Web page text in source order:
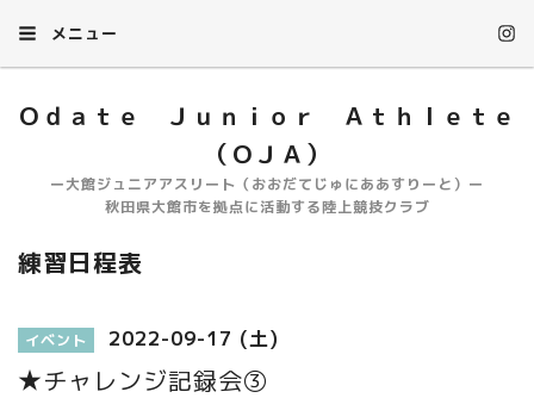
メニュー
Ｏｄａｔｅ Ｊｕｎｉｏｒ Ａｔｈｌｅｔｅ
（ＯＪＡ）
ー大館ジュニアアスリート（おおだてじゅにああすりーと）ー
秋田県大館市を拠点に活動する陸上競技クラブ
練習日程表
イベント 2022-09-17 (土)
★チャレンジ記録会③